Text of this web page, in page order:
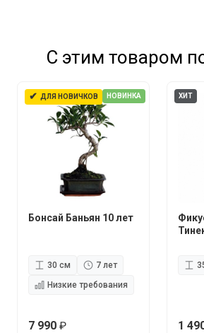
С этим товаром
✔ ДЛЯ НОВИЧКОВ НОВИНКА
Бонсай Баньян 10 лет
30 см
7 лет
Низкие требования
7 990
ХИТ
1